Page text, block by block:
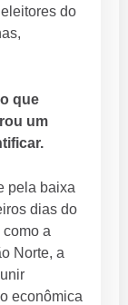
do
que
um
pela baixa
dias do
a
Norte, a
econômica